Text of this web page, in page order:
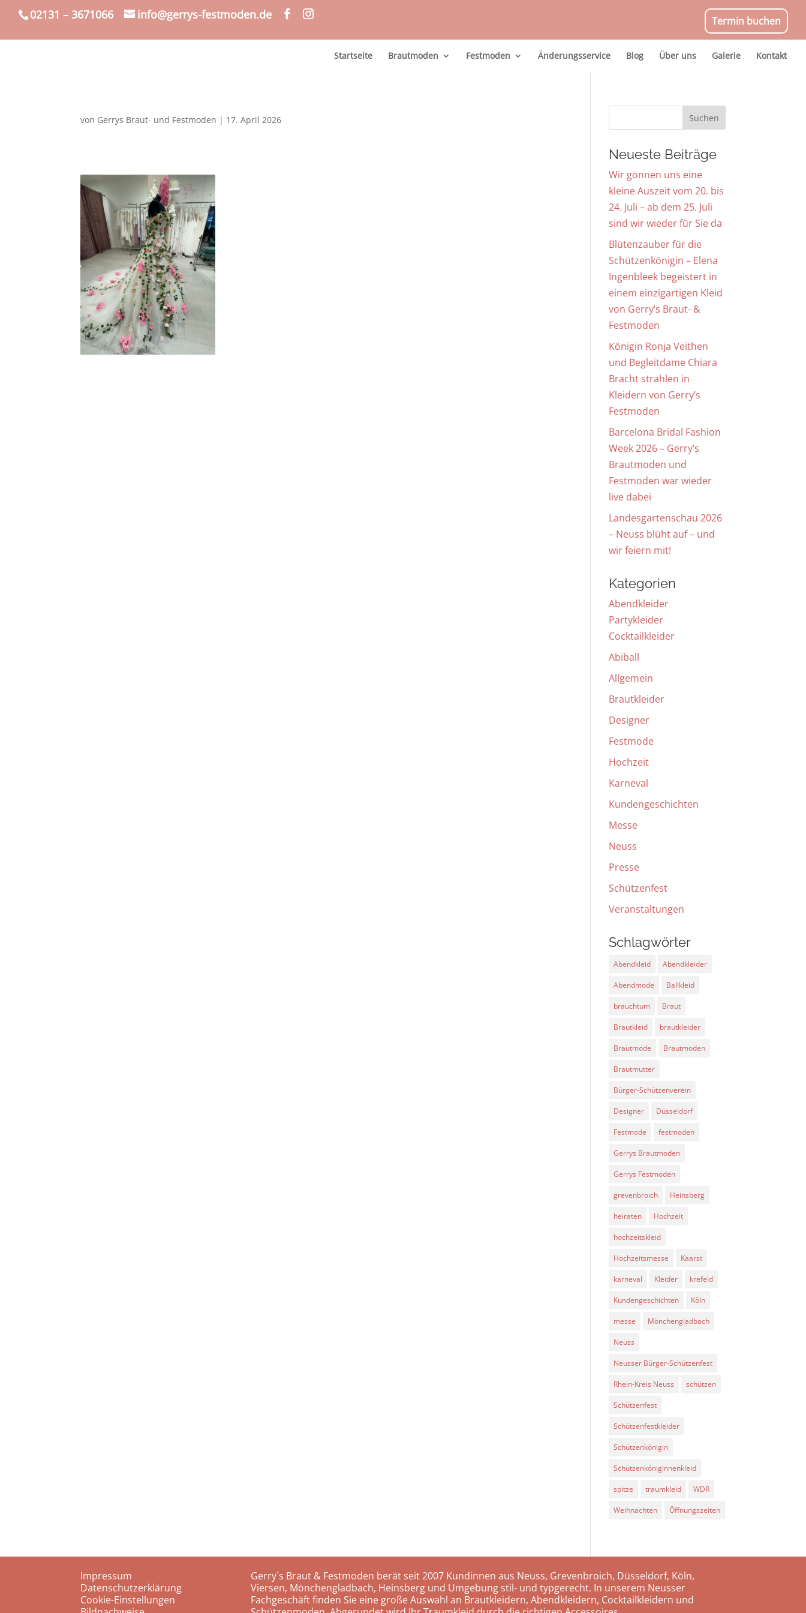
02131 – 3671066 info@gerrys-festmoden.de Termin buchen
Startseite Brautmoden Festmoden Änderungsservice Blog Über uns Galerie Kontakt
von Gerrys Braut- und Festmoden | 17. April 2026
Neueste Beiträge
Wir gönnen uns eine
kleine Auszeit vom 20. bis
24. Juli – ab dem 25. Juli
sind wir wieder für Sie da
Blütenzauber für die
Schützenkönigin – Elena
Ingenbleek begeistert in
einem einzigartigen Kleid
von Gerry’s Braut- &
Festmoden
Königin Ronja Veithen
und Begleitdame Chiara
Bracht strahlen in
Kleidern von Gerry’s
Festmoden
Barcelona Bridal Fashion
Week 2026 – Gerry’s
Brautmoden und
Festmoden war wieder
live dabei
Landesgartenschau 2026
– Neuss blüht auf – und
wir feiern mit!
Kategorien
Abendkleider
Partykleider
Cocktailkleider
Abiball
Allgemein
Brautkleider
Designer
Festmode
Hochzeit
Karneval
Kundengeschichten
Messe
Neuss
Presse
Schützenfest
Veranstaltungen
Schlagwörter
Abendkleid Abendkleider
Abendmode Ballkleid
brauchtum Braut
Brautkleid brautkleider
Brautmode Brautmoden
Brautmutter
Bürger-Schützenverein
Designer Düsseldorf
Festmode festmoden
Gerrys Brautmoden
Gerrys Festmoden
grevenbroich Heinsberg
heiraten Hochzeit
hochzeitskleid
Hochzeitsmesse Kaarst
karneval Kleider krefeld
Kundengeschichten Köln
messe Mönchengladbach
Neuss
Neusser Bürger-Schützenfest
Rhein-Kreis Neuss schützen
Schützenfest
Schützenfestkleider
Schützenkönigin
Schützenköniginnenkleid
spitze traumkleid WDR
Weihnachten Öffnungszeiten
Impressum
Datenschutzerklärung
Cookie-Einstellungen
Gerry´s Braut & Festmoden berät seit 2007 Kundinnen aus Neuss, Grevenbroich, Düsseldorf, Köln,
Viersen, Mönchengladbach, Heinsberg und Umgebung stil- und typgerecht. In unserem Neusser
Fachgeschäft finden Sie eine große Auswahl an Brautkleidern, Abendkleidern, Cocktailkleidern und